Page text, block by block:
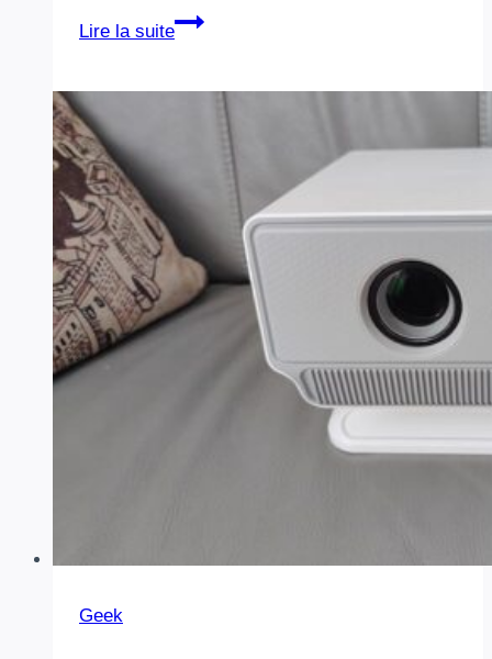
Lire la suite
Caméra
solaire
pourquoi
elle
transforme
la
sécurité
de
Geek